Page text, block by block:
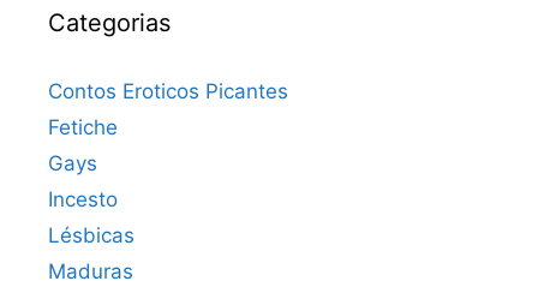
Categorias
Contos Eroticos Picantes
Fetiche
Gays
Incesto
Lésbicas
Maduras